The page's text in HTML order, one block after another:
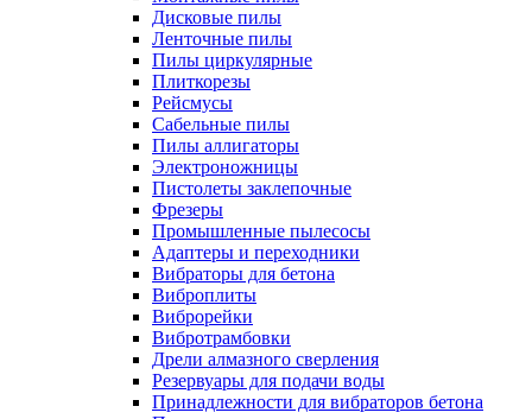
Дисковые пилы
Ленточные пилы
Пилы циркулярные
Плиткорезы
Рейсмусы
Сабельные пилы
Пилы аллигаторы
Электроножницы
Пистолеты заклепочные
Фрезеры
Промышленные пылесосы
Адаптеры и переходники
Вибраторы для бетона
Виброплиты
Виброрейки
Вибротрамбовки
Дрели алмазного сверления
Резервуары для подачи воды
Принадлежности для вибраторов бетона